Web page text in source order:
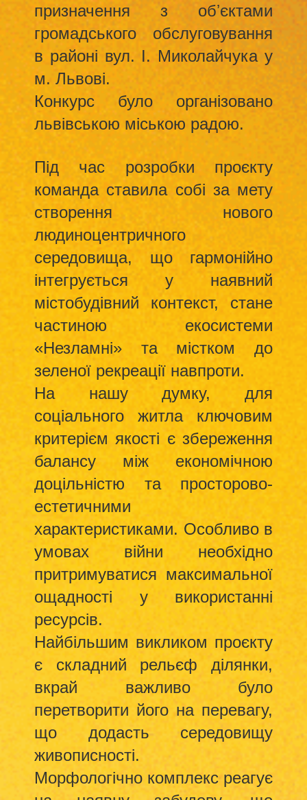
призначення з обʼєктами
громадського обслуговування
в районі вул. І. Миколайчука у
м. Львові.
Конкурс було організовано
львівською міською радою.
Під час розробки проєкту
команда ставила собі за мету
створення нового
людиноцентричного
середовища, що гармонійно
інтегрується у наявний
містобудівний контекст, стане
частиною екосистеми
«Незламні» та містком до
зеленої рекреації навпроти.
На нашу думку, для
соціального житла ключовим
критерієм якості є збереження
балансу між економічною
доцільністю та просторово-
естетичними
характеристиками. Особливо в
умовах війни необхідно
притримуватися максимальної
ощадності у використанні
ресурсів.
Найбільшим викликом проєкту
є складний рельєф ділянки,
вкрай важливо було
перетворити його на перевагу,
що додасть середовищу
живописності.
Морфологічно комплекс реагує